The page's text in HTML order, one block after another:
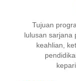
Tujuan
lulusan sarjana
keahlian,